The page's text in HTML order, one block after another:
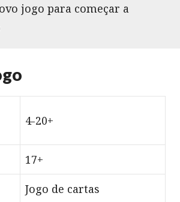
jogo para começar a
4-20+
17+
Jogo de cartas